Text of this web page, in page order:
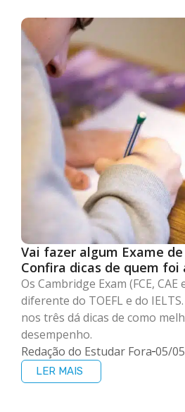
Vai fazer algum Exame
Confira dicas de quem foi
Os Cambridge Exam (FCE,
diferente do TOEFL e do
nos três dá dicas de como
desempenho.
Redação do Estudar Fora 05/
LER MAIS